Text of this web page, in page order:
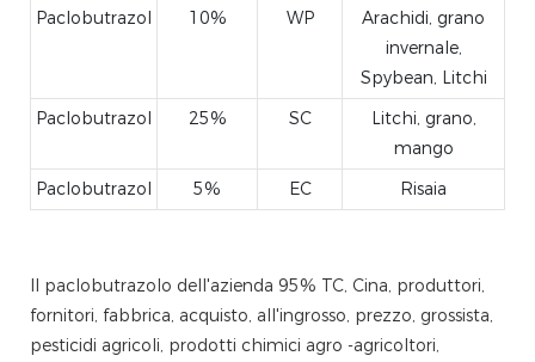
Paclobutrazol
10% WP
Arachidi, grano
invernale,
Spybean, Litchi
Paclobutrazol
25% SC
Litchi, grano,
mango
Paclobutrazol
5% EC Risaia
Il paclobutrazolo dell'azienda 95% TC, Cina, produttori,
fornitori, fabbrica, acquisto, all'ingrosso, prezzo, grossista,
pesticidi agricoli, prodotti chimici agro -agricoltori,